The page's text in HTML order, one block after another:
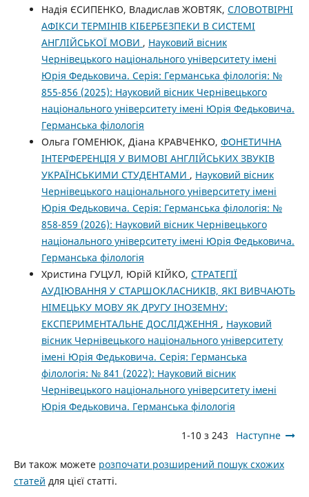
Надія ЄСИПЕНКО, Владислав ЖОВТЯК, СЛОВОТВІРНІ
АФІКСИ ТЕРМІНІВ КІБЕРБЕЗПЕКИ В СИСТЕМІ
АНГЛІЙСЬКОЇ МОВИ , Науковий вісник
Чернівецького національного університету імені
Юрія Федьковича. Серія: Германська філологія: №
855-856 (2025): Науковий вісник Чернівецького
національного університету імені Юрія Федьковича.
Германська філологія
Ольга ГОМЕНЮК, Діана КРАВЧЕНКО, ФОНЕТИЧНА
ІНТЕРФЕРЕНЦІЯ У ВИМОВІ АНГЛІЙСЬКИХ ЗВУКІВ
УКРАЇНСЬКИМИ СТУДЕНТАМИ , Науковий вісник
Чернівецького національного університету імені
Юрія Федьковича. Серія: Германська філологія: №
858-859 (2026): Науковий вісник Чернівецького
національного університету імені Юрія Федьковича.
Германська філологія
Христина ГУЦУЛ, Юрій КІЙКО, СТРАТЕГІЇ
АУДІЮВАННЯ У СТАРШОКЛАСНИКІВ, ЯКІ ВИВЧАЮТЬ
НІМЕЦЬКУ МОВУ ЯК ДРУГУ ІНОЗЕМНУ:
ЕКСПЕРИМЕНТАЛЬНЕ ДОСЛІДЖЕННЯ , Науковий
вісник Чернівецького національного університету
імені Юрія Федьковича. Серія: Германська
філологія: № 841 (2022): Науковий вісник
Чернівецького національного університету імені
Юрія Федьковича. Германська філологія
1-10 з 243 Наступне
Ви також можете розпочати розширений пошук схожих
статей для цієї статті.